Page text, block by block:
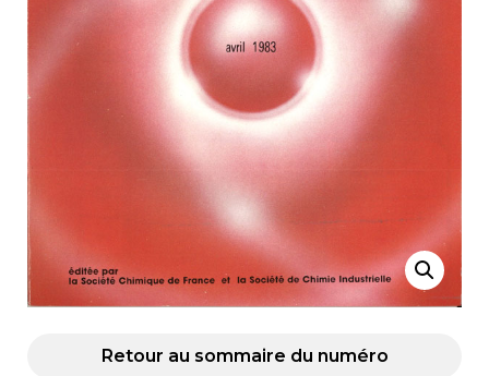
Retour au sommaire du numéro